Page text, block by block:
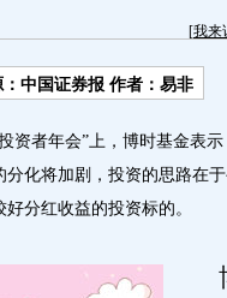
[我来
：中国证券报 作者：易非
者年会”上，博时基金表示
化将加剧，投资的思路在
分红收益的投资标的。
博